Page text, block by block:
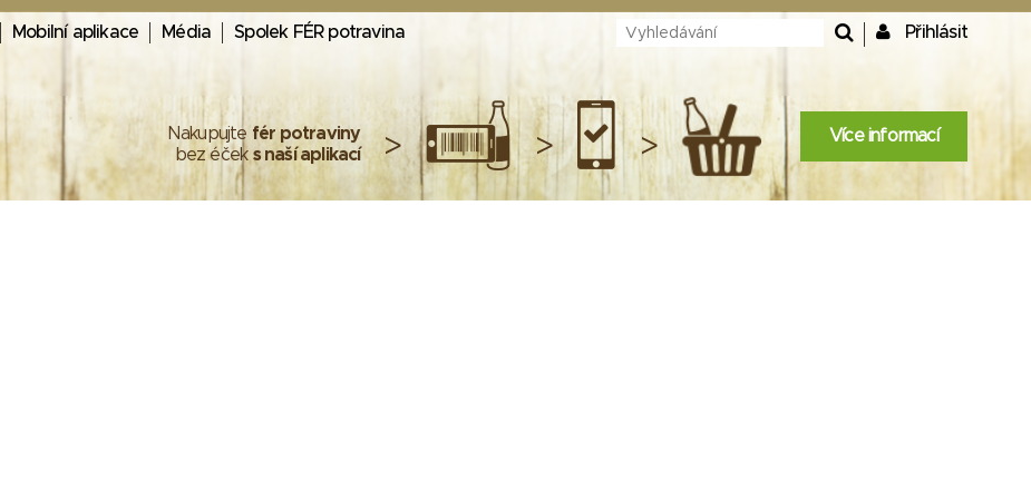
Mobilní aplikace Média Spolek FÉR potravina Přihlásit
Nakupujte fér potraviny
bez éček s naší aplikací > > > Více informací